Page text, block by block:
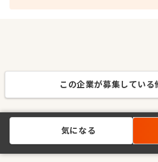
この企業が募集している
気になる